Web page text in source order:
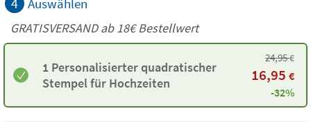
Auswählen
GRATISVERSAND ab18€Bestellwert
1 Personalisierter quadratischer
Stempel für Hochzeiten
24,95€
16,95 €
-32%